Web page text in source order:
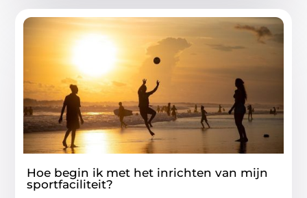
Hoe begin ik met het inrichten van mijn
sportfaciliteit?